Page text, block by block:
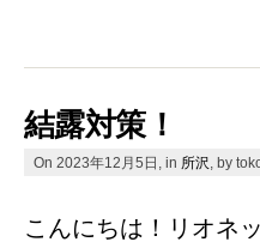
結露対策！
On 2023年12月5日, in 所沢 , by
こんにちは！リオネ